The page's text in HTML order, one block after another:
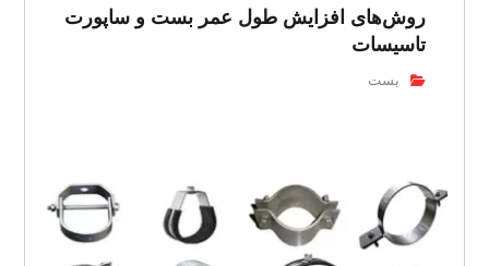
روش‌های افزایش طول عمر بست و ساپورت
تاسیسات
بست